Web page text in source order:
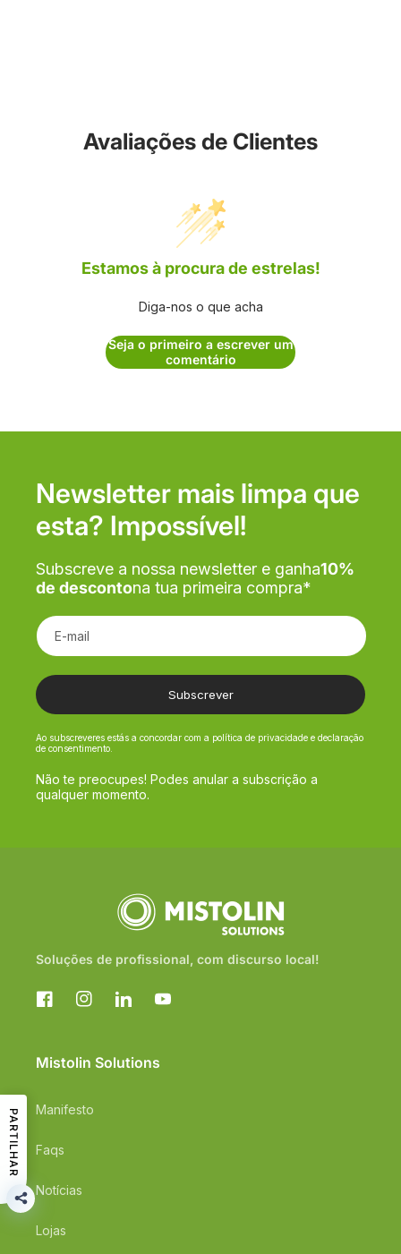
Avaliações de Clientes
Estamos à procura de estrelas!
Diga-nos o que acha
Seja o primeiro a escrever um
comentário
Newsletter mais limpa que
esta? Impossível!
Subscreve a nossa newsletter e ganha10%
de descontona tua primeira compra*
E-mail
Subscrever
Ao subscreveres estás a concordar com a política de privacidade e declaração
de consentimento.
Não te preocupes! Podes anular a subscrição a
qualquer momento.
Soluções de profissional, com discurso local!
FacebookInstagramTranslationYouTube
Mistolin Solutions
Manifesto
Faqs
Notícias
Lojas
PARTILHAR